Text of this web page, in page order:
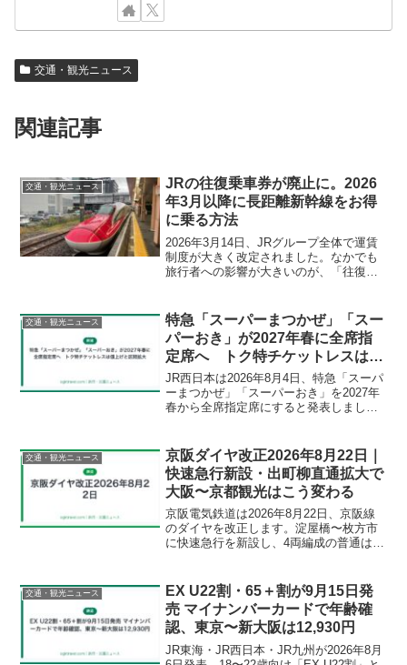
交通・観光ニュース
関連記事
交通・観光ニュース
JRの往復乗車券が廃止に。2026
年3月以降に長距離新幹線をお得
に乗る方法
2026年3月14日、JRグループ全体で運賃
制度が大きく改定されました。なかでも
旅行者への影響が大きいのが、「往復乗
す。長距離移動のたびに当然のように使
っていた制度が一...
交通・観光ニュース
特急「スーパーまつかぜ」「スー
パーおき」が2027年春に全席指
定席へ トク特チケットレスは値
上げと区間拡大
JR西日本は2026年8月4日、特急「スーパ
ーまつかぜ」「スーパーおき」を2027年
春から全席指定席にすると発表しまし
150kmまで拡大します。変更点と旅行者
の対策をまとめました。
交通・観光ニュース
京阪ダイヤ改正2026年8月22日｜
快速急行新設・出町柳直通拡大で
大阪〜京都観光はこう変わる
京阪電気鉄道は2026年8月22日、京阪線
のダイヤを改正します。淀屋橋〜枚方市
に快速急行を新設し、4両編成の普通は出
急との所要時間比較をまとめました。
交通・観光ニュース
EX U22割・65＋割が9月15日発
売 マイナンバーカードで年齢確
認、東京〜新大阪は12,930円
JR東海・JR西日本・JR九州が2026年8月